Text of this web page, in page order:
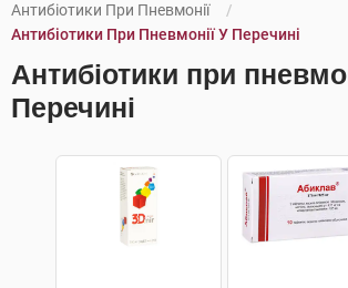
Антибіотики При Пневмонії
Антибіотики При Пневмонії У Перечині
Антибіотики при
Перечині